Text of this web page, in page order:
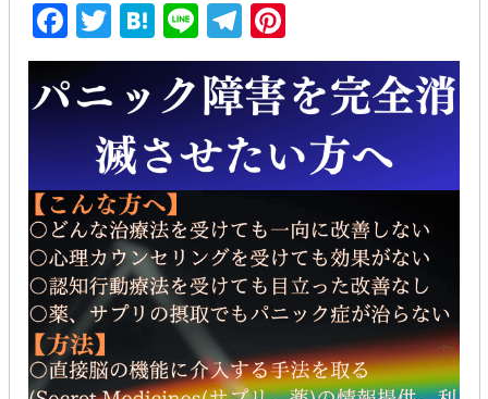
F
a
c
e
b
o
o
k
T
wi
tt
er
H
at
e
n
a
Li
n
e
T
el
e
gr
a
m
nt
er
e
st